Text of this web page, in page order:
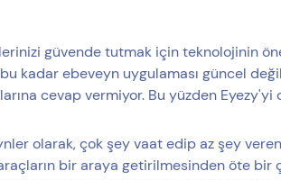
güvende tutmak için teknolojinin
kadar ebeveyn uygulaması güncel
cevap vermiyor. Bu yüzden Eyezy'yi
olarak, çok şey vaat edip az şey
bir araya getirilmesinden öte bir